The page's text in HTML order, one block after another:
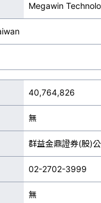
Megawin
40,764,826
無
群益金鼎證券(股)
02-2702-3999
無